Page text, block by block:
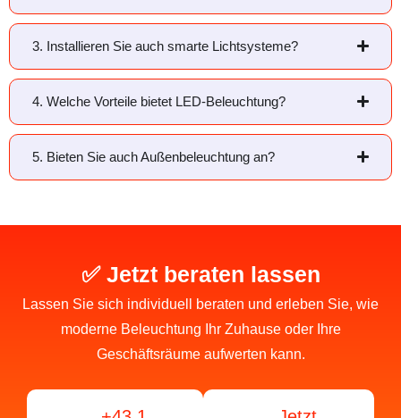
3. Installieren Sie auch smarte Lichtsysteme?
4. Welche Vorteile bietet LED-Beleuchtung?
5. Bieten Sie auch Außenbeleuchtung an?
✅ Jetzt beraten lassen
Lassen Sie sich individuell beraten und erleben Sie, wie
moderne Beleuchtung Ihr Zuhause oder Ihre
Geschäftsräume aufwerten kann.